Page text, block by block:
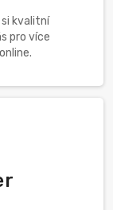
kvalitní
pro více